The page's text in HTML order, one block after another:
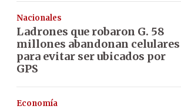
Nacionales
Ladrones que robaron G. 58
millones abandonan celulares
para evitar ser ubicados por
GPS
Economía